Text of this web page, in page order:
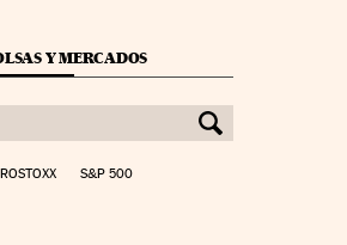
Y MERCADOS
S&P 500